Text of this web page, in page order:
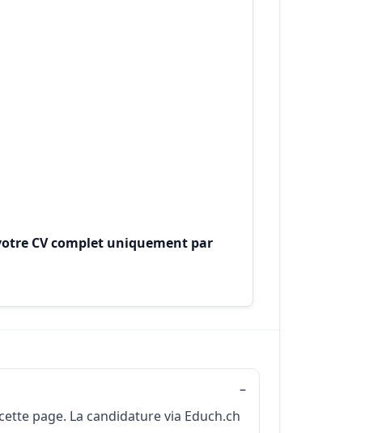
CV complet uniquement par
page. La candidature via Educh.ch